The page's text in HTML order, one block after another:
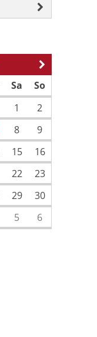
Nächste
Sa
So
1
2
8
9
15
16
22
23
29
30
5 6